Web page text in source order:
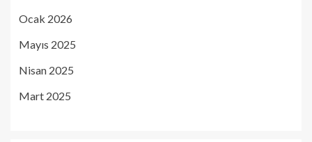
Ocak 2026
Mayıs 2025
Nisan 2025
Mart 2025